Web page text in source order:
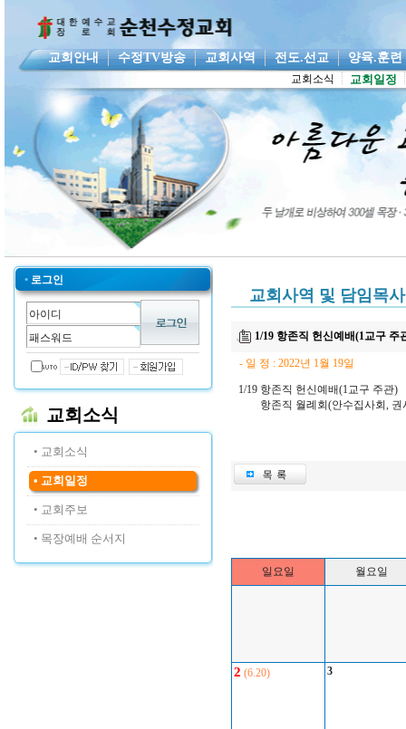
교회안내 수정TV방송 교회사역 전도.선교 양육.훈
교회소식 교회일정
• 로그인
교회소식
• 교회소식
• 교회일정
• 교회주보
• 목장예배 순서지
교회사역 및 담임목
1/19 항존직 헌신예배(1교구 주
- 일 정 : 2022년 1월 19일
1/19 항존직 헌신예배(1교구 주관)
항존직 월례회(안수집사회, 권
일요일 월요일
2 (6.20) 3